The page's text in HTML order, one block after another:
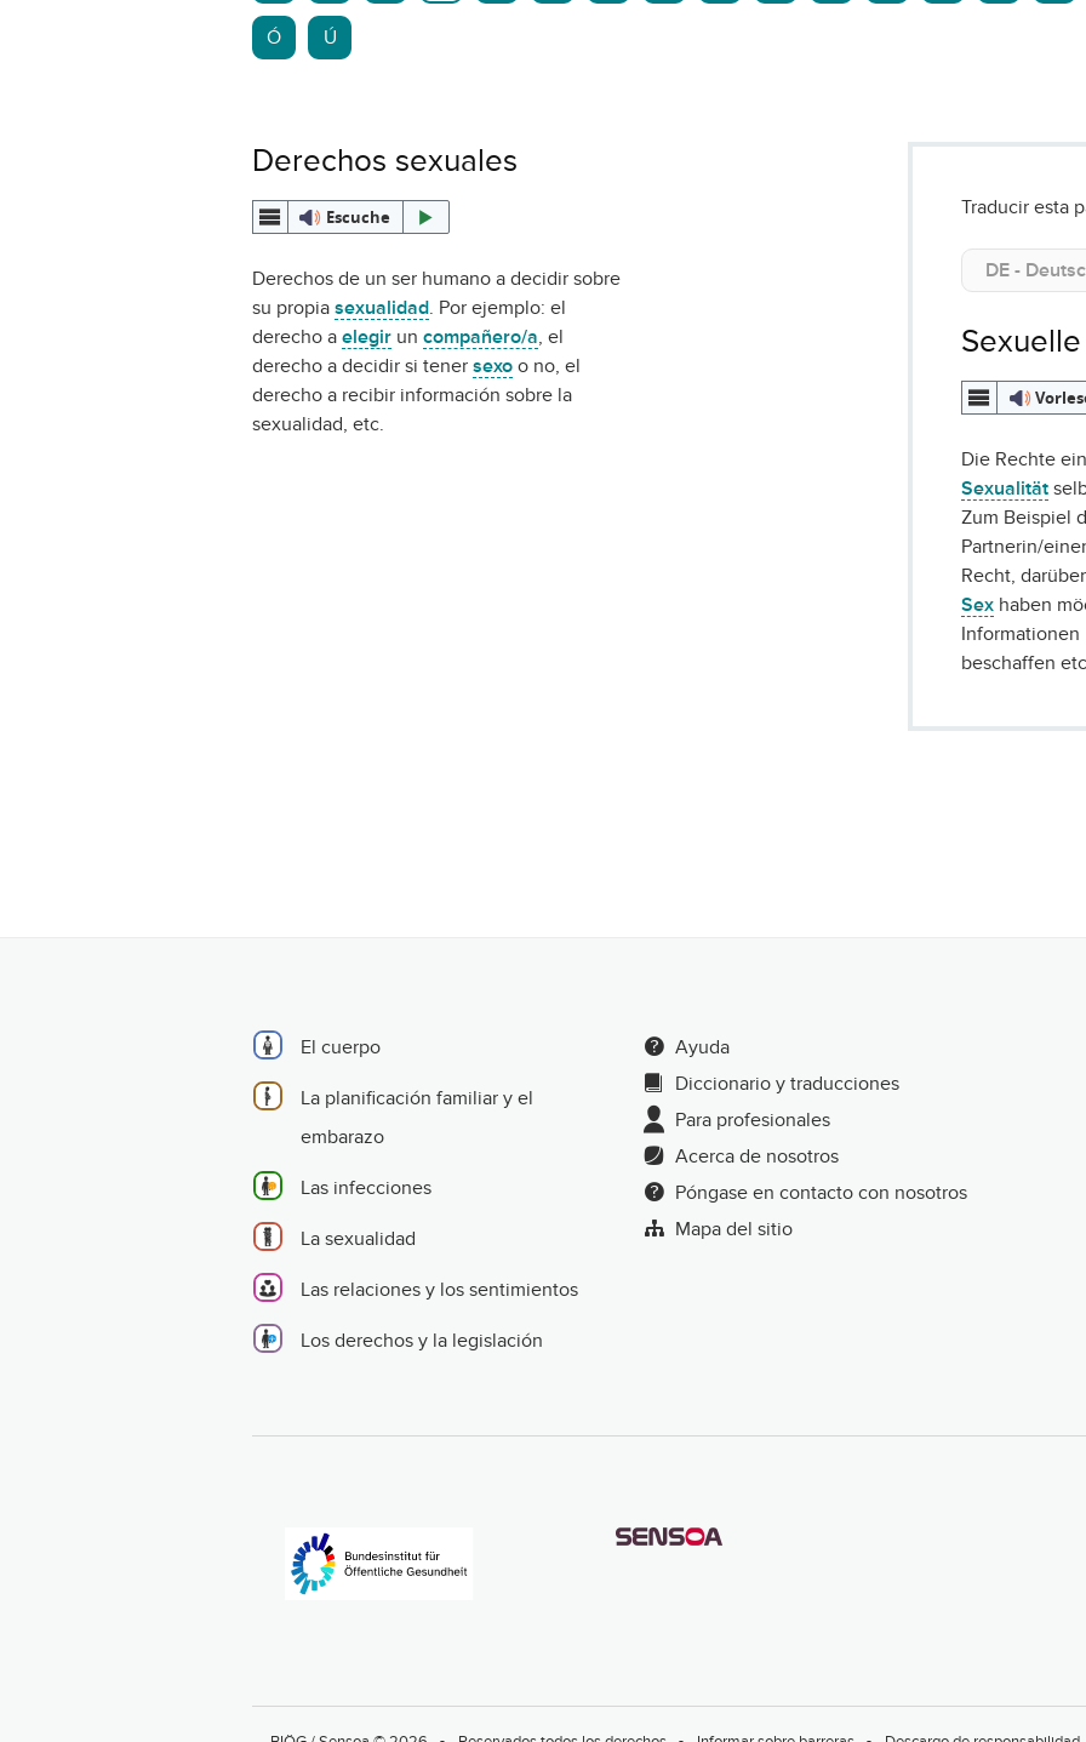
Ó Ú
Derechos sexuales
Escuche
Derechos de un ser humano a decidir sobre
su propia sexualidad. Por ejemplo: el
derecho a elegir un compañero/a, el
derecho a decidir si tener sexo o no, el
derecho a recibir información sobre la
sexualidad, etc.
Traducir esta
Die Rechte
Sexualität
Zum Beispiel
Partnerin/
Recht,
Sex haben
Informationen
beschaffen
El cuerpo
La planificación familiar y el
embarazo
Las infecciones
La sexualidad
Las relaciones y los sentimientos
Los derechos y la legislación
Ayuda
Diccionario y traducciones
Para profesionales
Acerca de nosotros
Póngase en contacto con nosotros
Mapa del sitio